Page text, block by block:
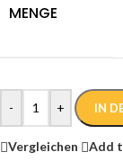
MENGE
- + IN
Vergleichen
Add